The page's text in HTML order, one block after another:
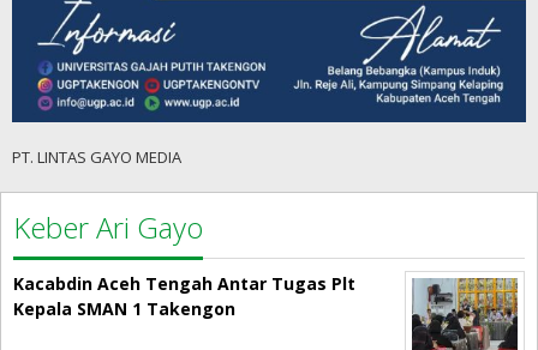
PT. LINTAS GAYO MEDIA
Keber Ari Gayo
Kacabdin Aceh Tengah Antar Tugas Plt
Kepala SMAN 1 Takengon